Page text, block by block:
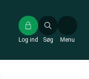
Søg
Log ind Menu